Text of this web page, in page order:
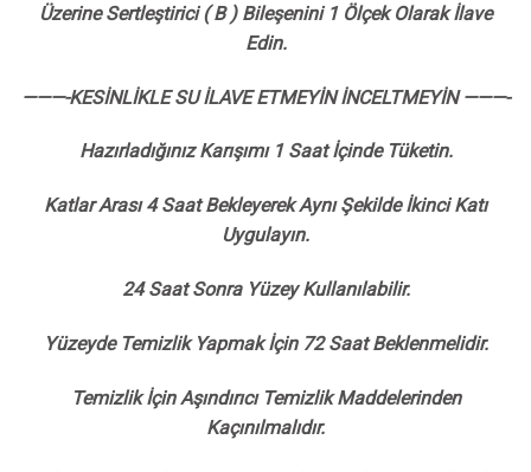
Üzerine Sertleştirici ( B ) Bileşenini 1 Ölçek Olarak İlave
Edin.
———-KESİNLİKLE SU İLAVE ETMEYİN İNCELTMEYİN ———-
Hazırladığınız Karışımı 1 Saat İçinde Tüketin.
Katlar Arası 4 Saat Bekleyerek Aynı Şekilde İkinci Katı
Uygulayın.
24 Saat Sonra Yüzey Kullanılabilir.
Yüzeyde Temizlik Yapmak İçin 72 Saat Beklenmelidir.
Temizlik İçin Aşındırıcı Temizlik Maddelerinden
Kaçınılmalıdır.